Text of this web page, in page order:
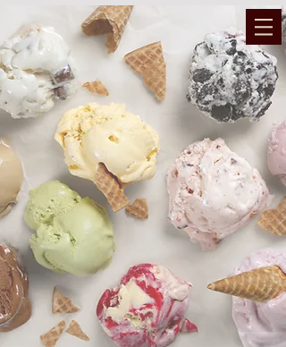
המועצה הדתית והרבנות נתיבות